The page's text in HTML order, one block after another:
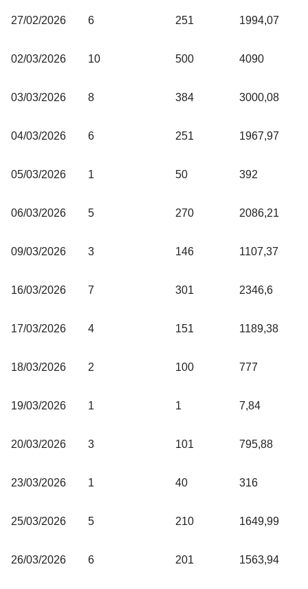
27/02/2026 6 251 1994,07
02/03/2026 10 500 4090
03/03/2026 8 384 3000,08
04/03/2026 6 251 1967,97
05/03/2026 1 50 392
06/03/2026 5 270 2086,21
09/03/2026 3 146 1107,37
16/03/2026 7 301 2346,6
17/03/2026 4 151 1189,38
18/03/2026 2 100 777
19/03/2026 1 1 7,84
20/03/2026 3 101 795,88
23/03/2026 1 40 316
25/03/2026 5 210 1649,99
26/03/2026 6 201 1563,94